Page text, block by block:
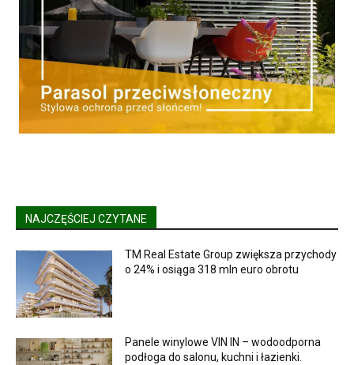
NAJCZĘŚCIEJ CZYTANE
TM Real Estate Group zwiększa przychody
o 24% i osiąga 318 mln euro obrotu
Panele winylowe VIN IN – wodoodporna
podłoga do salonu, kuchni i łazienki.